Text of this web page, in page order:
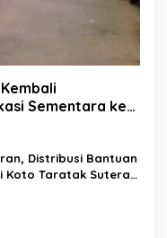
Sementara ke
Distribusi Bantuan
Koto Taratak Sutera